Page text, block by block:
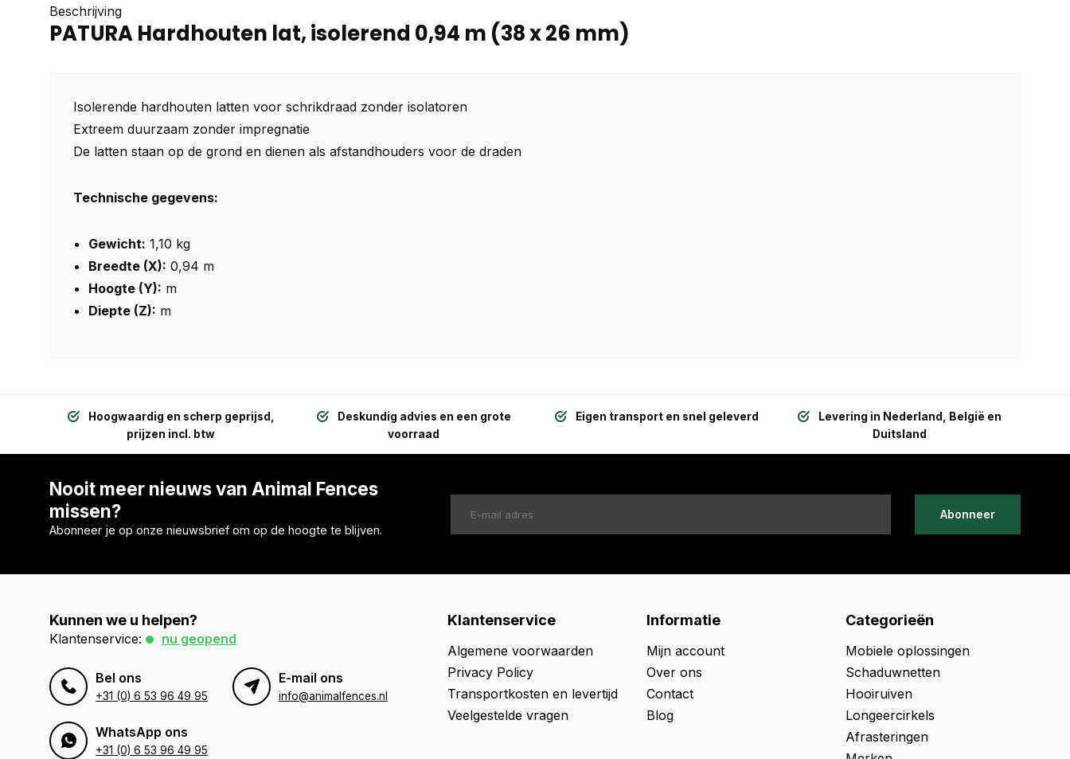
Beschrijving
PATURA Hardhouten lat, isolerend 0,94 m (38 x 26 mm)
Isolerende hardhouten latten voor schrikdraad zonder isolatoren
Extreem duurzaam zonder impregnatie
De latten staan ​​op de grond en dienen als afstandhouders voor de draden
Technische gegevens:
Gewicht: 1,10 kg
Breedte (X): 0,94 m
Hoogte (Y): m
Diepte (Z): m
Hoogwaardig en scherp geprijsd,
prijzen incl. btw
Deskundig advies en een grote
voorraad
Eigen transport en snel geleverd
Levering in Nederland, België en
Duitsland
Nooit meer nieuws van Animal Fences
missen?
Abonneer je op onze nieuwsbrief om op de hoogte te blijven.
Abonneer
Kunnen we u helpen?
Klantenservice: nu geopend
Bel ons
+31 (0) 6 53 96 49 95
E-mail ons
info@animalfences.nl
WhatsApp ons
+31 (0) 6 53 96 49 95
Klantenservice
Algemene voorwaarden
Privacy Policy
Transportkosten en levertijd
Veelgestelde vragen
Informatie
Mijn account
Over ons
Contact
Blog
Categorieën
Mobiele oplossingen
Schaduwnetten
Hooiruiven
Longeercirkels
Afrasteringen